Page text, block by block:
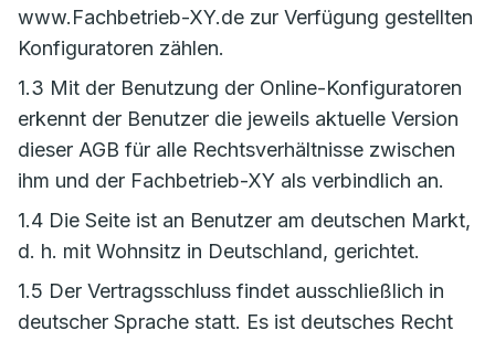
www.Fachbetrieb-XY.de zur Verfügung gestellten
Konfiguratoren zählen.
1.3 Mit der Benutzung der Online-Konfiguratoren
erkennt der Benutzer die jeweils aktuelle Version
dieser AGB für alle Rechtsverhältnisse zwischen
ihm und der Fachbetrieb-XY als verbindlich an.
1.4 Die Seite ist an Benutzer am deutschen Markt,
d. h. mit Wohnsitz in Deutschland, gerichtet.
1.5 Der Vertragsschluss findet ausschließlich in
deutscher Sprache statt. Es ist deutsches Recht